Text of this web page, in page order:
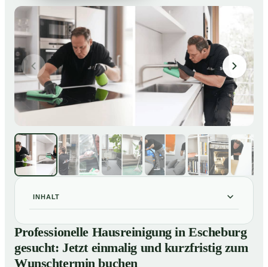
INHALT
01 Professionelle Hausreinigung in Escheburg gesucht:
Jetzt einmalig und kurzfristig zum Wunschtermin
buchen
Professionelle Hausreinigung in Escheburg
gesucht: Jetzt einmalig und kurzfristig zum
Wunschtermin buchen